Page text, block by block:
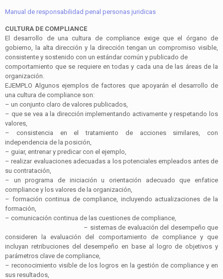
Manual de responsabilidad penal personas juridicas
CULTURA DE COMPLIANCE
El desarrollo de una cultura decompliance exige que el órgano de
gobierno, la alta dirección y la dirección tengan un compromiso visible,
consistente y sostenido con un estándar común y publicado de
comportamiento que se requiere en todas y cada una de las áreas de la
organización.
EJEMPLO Algunos ejemplos de factores que apoyarán el desarrollo de
una cultura de compliance son:
– un conjunto claro de valores publicados,
– que se vea a la dirección implementando activamente y respetando los
valores,
– consistencia en el tratamiento de acciones similares, con
independencia de la posición,
– guiar, entrenar y predicar con el ejemplo,
–realizar evaluaciones adecuadas a los potenciales empleados antes de
su contratación,
– un programa de iniciación u orientación adecuado que enfatice
compliance y los valores de la organización,
– formación continua de compliance , incluyendo actualizaciones de la
formación,
– comunicación continua de las cuestiones de compliance
– sistemas de evaluación del desempeño que
consideren la evaluación del comportamiento de compliance y que
incluyan retribuciones del desempeño en base al logro de objetivos y
parámetros clave de compliance
–reconocimiento visible de los logros en la gestión de compliance y en
sus resultados,